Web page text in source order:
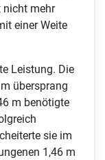
nicht mehr
einer Weite
Leistung. Die
übersprang
m benötigte
sie im
1,46 m